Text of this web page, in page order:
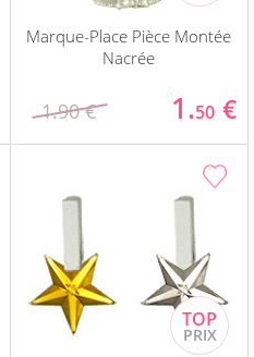
Marque-Place Pièce Montée
Nacrée
1.90 € 1.50 €